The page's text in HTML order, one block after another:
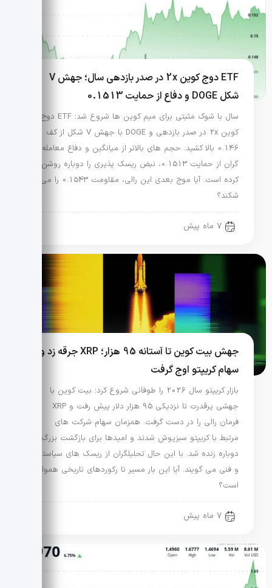
ETF دوج کوین 2x در صدر بازدهی سال؛ جهش V
شکل DOGE و دفاع از حمایت 0.1513
سال با شوک مثبتی برای میم کوین ها شروع شد؛ ETF دوج
کوین 2x در صدر بازدهی و DOGE با جهش V شکل از کف
0.146 بالا کشید. حجم های بالاتر از میانگین و دفاع معامله
گران از حمایت 0.1513، نبض ریسک پذیری را دوباره روشن
کرده است. آیا موج بعدی این رالی، مقاومت 0.1543 را می
شکند؟
7 ماه پیش
جهش بیت کوین تا آستانه 95 هزار؛ XRP جرقه زد و
سهام کریپتو اوج گرفت
بازار کریپتو سال 2026 را طوفانی شروع کرد؛ بیت کوین با
جهشی پرقدرت تا نزدیکی 95 هزار دلار پیش رفت و XRP
فرمان رالی را در دست گرفت. همزمان سهام شرکت های
مرتبط با کریپتو سبزپوش شدند و امیدها برای بازگشت بزرگ
دوباره زنده شد. با این حال تحلیلگران از ریسک های سیاستی
و فنی می گویند. آیا این بار مسیر تا رکوردهای تاریخی هموار
است؟
7 ماه پیش